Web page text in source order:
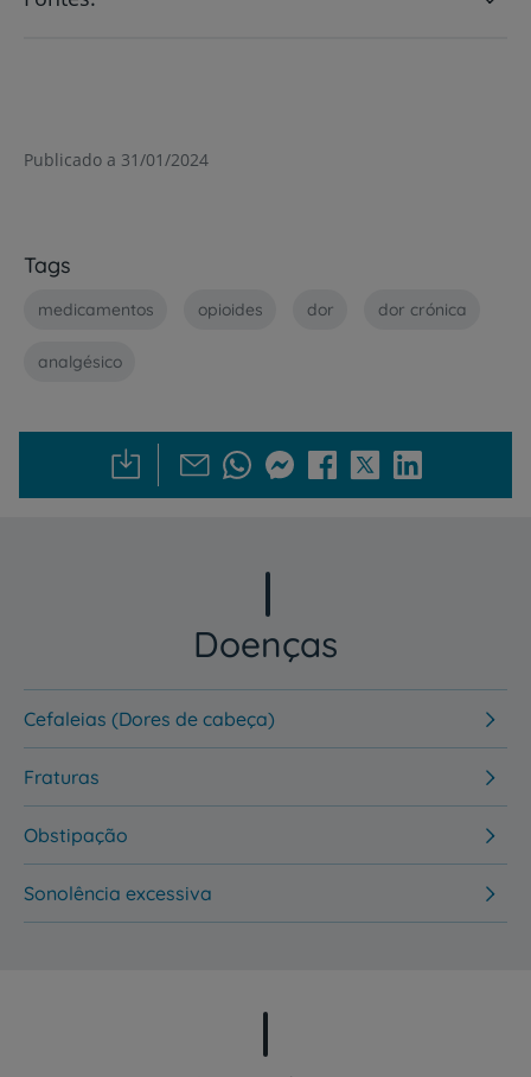
Publicado a 31/01/2024
Tags
medicamentos opioides dor dor crónica
analgésico
Doenças
Cefaleias (Dores de cabeça)
Fraturas
Obstipação
Sonolência excessiva